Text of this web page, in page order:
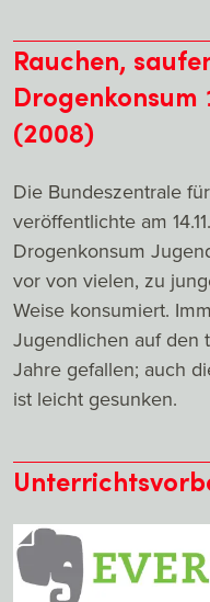
Rauchen,
Drogenkonsum
(2008)
Die Bundeszentrale
veröffentlichte am
Drogenkonsum
vor von vielen, zu
Weise konsumiert.
Jugendlichen auf den
Jahre gefallen; auch
ist leicht gesunken.